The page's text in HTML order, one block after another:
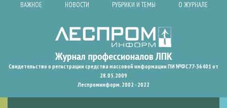
ВАЖНОЕ НОВОСТИ РУБРИКИ И ТЕМЫ О ЖУРНАЛЕ
Свидетельство о регистрации средства массовой информации ПИ №ФС77-36401 от
28.05.2009
Леспроминформ. 2002 - 2022